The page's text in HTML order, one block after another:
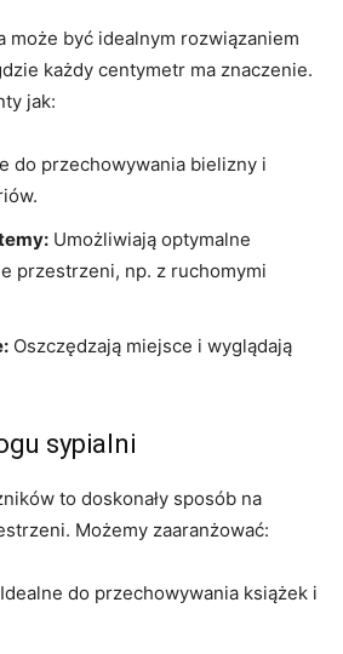
może być⁢ idealnym rozwiązaniem
każdy centymetr ma znaczenie.
jak:
do przechowywania bielizny i
Umożliwiają optymalne
przestrzeni, np. z ruchomymi
Oszczędzają miejsce i wyglądają
sypialni
to ⁢doskonały sposób na
Możemy zaaranżować:
⁣ Idealne ⁣do przechowywania książek i